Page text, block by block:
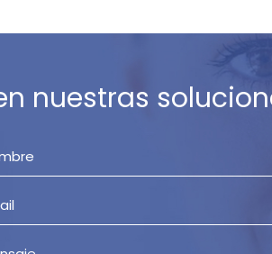
nuestras